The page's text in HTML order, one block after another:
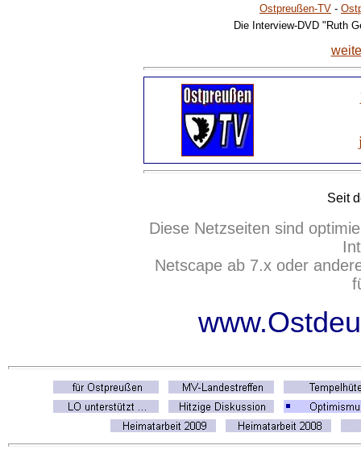
Ostpreußen-TV -
Die Interview-DVD "Ruth
Seit
Diese Netzseiten sind
Netscape ab 7.x oder